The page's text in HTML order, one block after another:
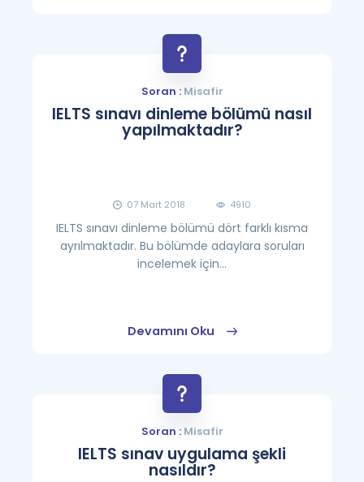
Soran :Misafir
IELTS sınavı dinleme bölümü nasıl
yapılmaktadır?
07 Mart 2018 4910
IELTS sınavı dinleme bölümü dört farklı kısma
ayrılmaktadır. Bu bölümde adaylara soruları
incelemek için...
Devamını Oku
Soran :Misafir
IELTS sınav uygulama şekli
nasıldır?